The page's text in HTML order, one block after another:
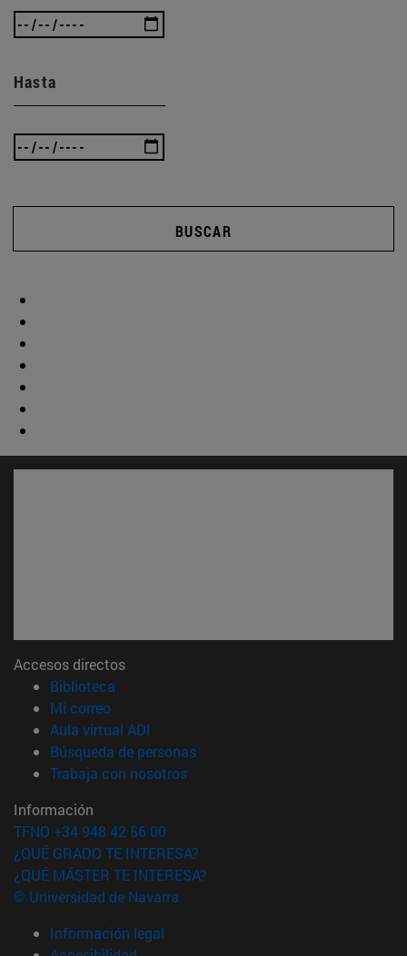
Hasta
BUSCAR
Accesos directos
Biblioteca
Mi correo(abre en nueva ventana)
Aula virtual ADI
Búsqueda de personas(abre en nueva ventana)
Trabaja con nosotros(abre en nueva ventana)
Información
TFNO +34 948 42 56 00
¿QUÉ GRADO TE INTERESA?
¿QUÉ MÁSTER TE INTERESA?
© Universidad de Navarra
Información legal